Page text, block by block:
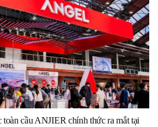
cầu ANJIER chính thức ra mắt tại